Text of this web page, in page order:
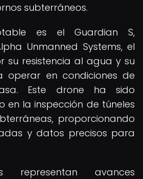
subterráneos.
es el Guardian S,
Unmanned Systems, el
su resistencia al agua y su
en condiciones de
Este drone ha sido
en la inspección de túneles
proporcionando
y datos precisos para
representan avances